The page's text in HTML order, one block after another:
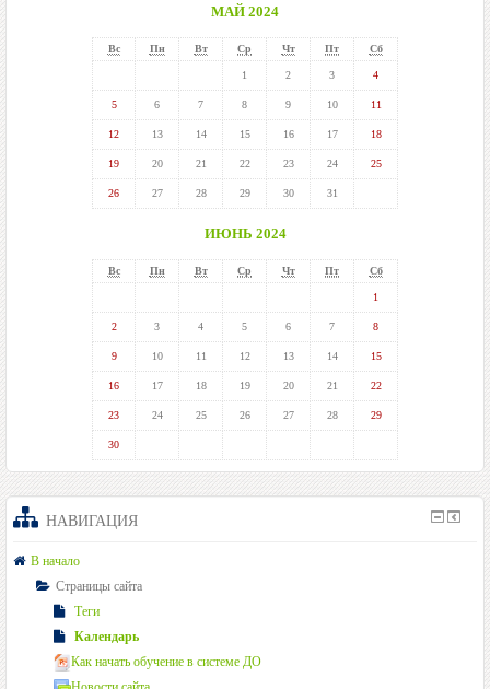
МАЙ 2024
Вс Пн Вт Ср Чт Пт Сб
1 2 3 4
5 6 7 8 9 10 11
12 13 14 15 16 17 18
19 20 21 22 23 24 25
26 27 28 29 30 31
ИЮНЬ 2024
Вс Пн Вт Ср Чт Пт Сб
1
2 3 4 5 6 7 8
9 10 11 12 13 14 15
16 17 18 19 20 21 22
23 24 25 26 27 28 29
30
НАВИГАЦИЯ
В начало
Страницы сайта
Теги
Календарь
Как начать обучение в системе ДО